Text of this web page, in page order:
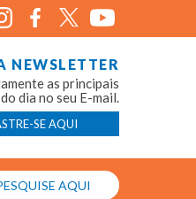
NEWSLETTER
as principais
dia no seu E-mail.
SE AQUI